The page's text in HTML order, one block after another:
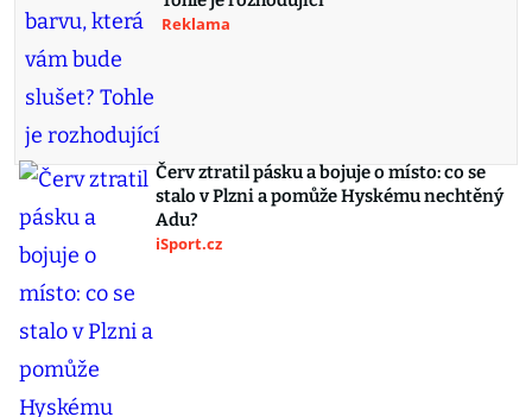
Reklama
Červ ztratil pásku a bojuje o místo: co se
stalo v Plzni a pomůže Hyskému nechtěný
Adu?
iSport.cz